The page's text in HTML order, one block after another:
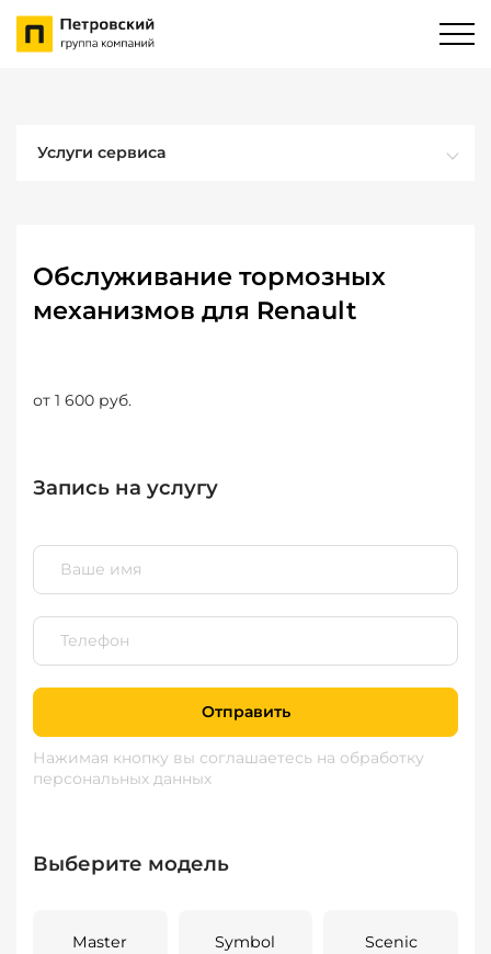
Услуги сервиса
Обслуживание тормозных
механизмов для Renault
от 1 600 руб.
Запись на услугу
Отправить
Нажимая кнопку вы соглашаетесь на обработку
персональных данных
Выберите модель
Master Symbol Scenic